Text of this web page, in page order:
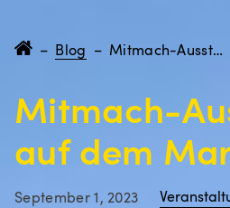
– Blog – Mitmach-Ausstellung auf dem Marienplatz
Mitmach-
auf dem
September 1, 2023